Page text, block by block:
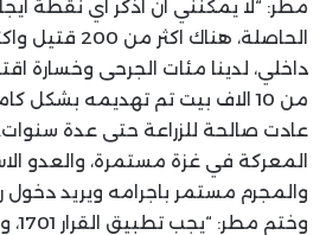
مطر: “لا يمكنني ان اذكر اي نقطة
داخلي، لدينا مئات الجرحى وخسارة
من 10 الاف بيت تم تهديمه بشكل
عادت صالحة للزراعة حتى عدة سنوات.
المعركة في غزة مستمرة، والعدو
والمجرم مستمر باجرامه ويريد دخول